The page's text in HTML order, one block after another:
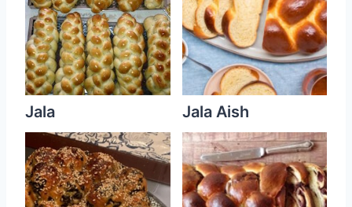
Jala Jala Aish